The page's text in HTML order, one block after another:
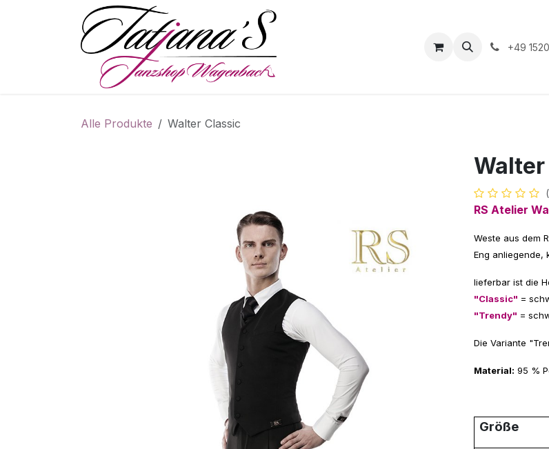
Zum Inhalt springen
Hilfe Termin +49
Alle Produkte Walter Classic
RS Atelier
Weste aus dem
Eng anliegende,
lieferbar ist die
"Classic" =
"Trendy" =
Die Variante
Material: 95 %
Größe